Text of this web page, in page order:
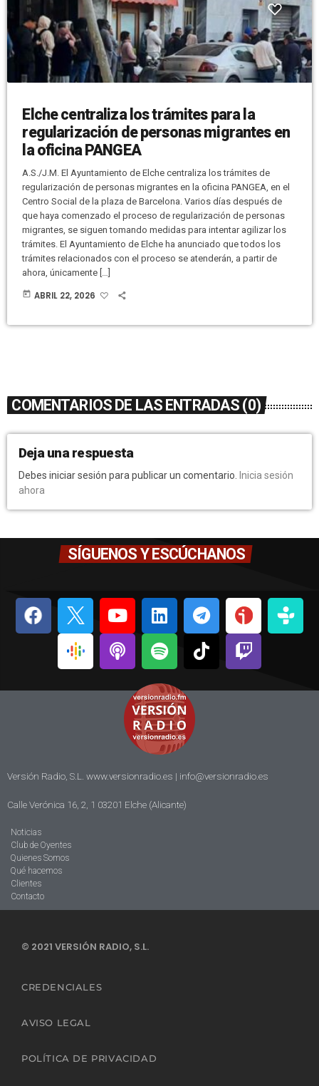
Elche centraliza los trámites para la
regularización de personas migrantes en
la oficina PANGEA
A.S./J.M. El Ayuntamiento de Elche centraliza los trámites de
regularización de personas migrantes en la oficina PANGEA, en el
Centro Social de la plaza de Barcelona. Varios días después de
que haya comenzado el proceso de regularización de personas
migrantes, se siguen tomando medidas para intentar agilizar los
trámites. El Ayuntamiento de Elche ha anunciado que todos los
trámites relacionados con el proceso se atenderán, a partir de
ahora, únicamente […]
today ABRIL 22, 2026
COMENTARIOS DE LAS ENTRADAS (0)
Deja una respuesta
Debes iniciar sesión para publicar un comentario.
Inicia sesión
ahora
SÍGUENOS Y ESCÚCHANOS
Versión Radio, S.L. www.versionradio.es | info@versionradio.es
Calle Verónica 16, 2, 1 03201 Elche (Alicante)
Noticias
Club de Oyentes
Quienes Somos
Qué hacemos
Clientes
Contacto
© 2021 VERSIÓN RADIO, S.L.
CREDENCIALES
AVISO LEGAL
POLÍTICA DE PRIVACIDAD